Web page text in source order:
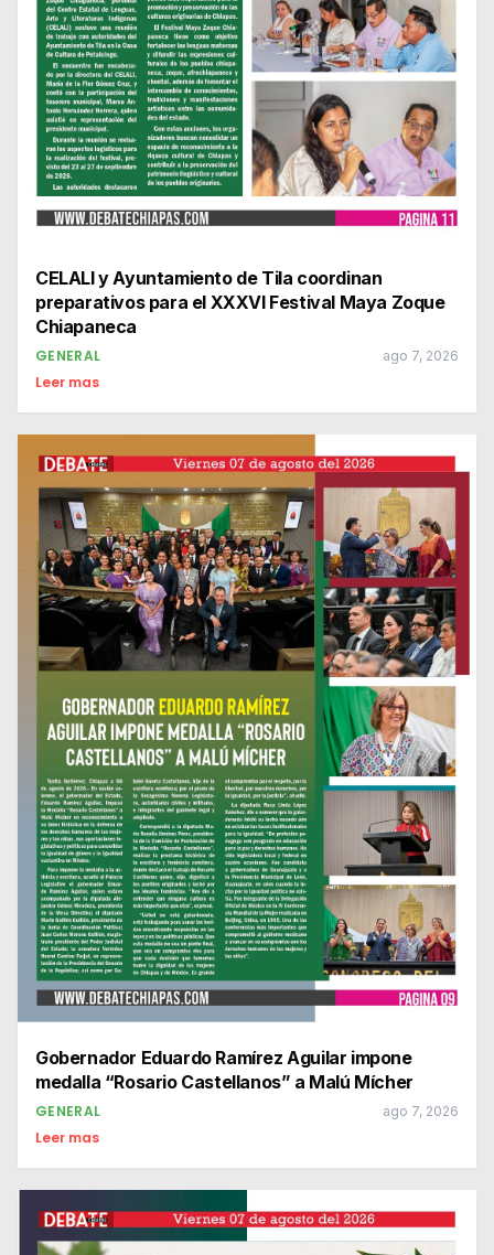
CELALI y Ayuntamiento de Tila coordinan
preparativos para el XXXVI Festival Maya Zoque
Chiapaneca
GENERAL ago 7, 2026
Leer mas
Gobernador Eduardo Ramírez Aguilar impone
medalla “Rosario Castellanos” a Malú Mícher
GENERAL ago 7, 2026
Leer mas